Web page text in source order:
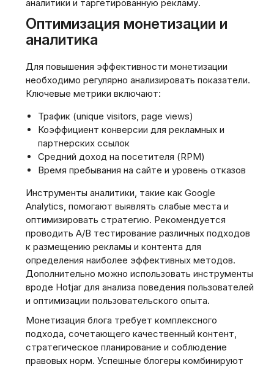
аналитики и таргетированную рекламу.
Оптимизация монетизации и
аналитика
Для повышения эффективности монетизации
необходимо регулярно анализировать показатели.
Ключевые метрики включают:
Трафик (unique visitors, page views)
Коэффициент конверсии для рекламных и
партнерских ссылок
Средний доход на посетителя (RPM)
Время пребывания на сайте и уровень отказов
Инструменты аналитики, такие как Google
Analytics, помогают выявлять слабые места и
оптимизировать стратегию. Рекомендуется
проводить A/B тестирование различных подходов
к размещению рекламы и контента для
определения наиболее эффективных методов.
Дополнительно можно использовать инструменты
вроде Hotjar для анализа поведения пользователей
и оптимизации пользовательского опыта.
Монетизация блога требует комплексного
подхода, сочетающего качественный контент,
стратегическое планирование и соблюдение
правовых норм. Успешные блогеры комбинируют